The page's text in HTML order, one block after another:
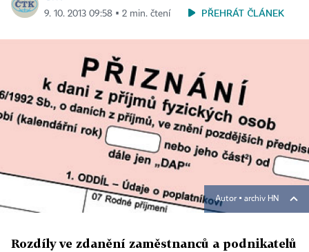
9. 10. 2013 09:58 ▪ 2 min. čtení PŘEHRÁT ČLÁNEK
Autor ▪ archiv HN
Rozdíly ve zdanění zaměstnanců a podnikatelů